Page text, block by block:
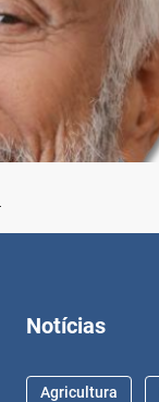
Notícias
Agricultura